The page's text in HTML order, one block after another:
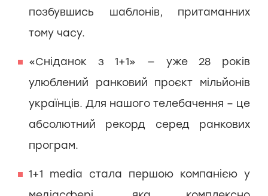
позбувшись шаблонів, притаманних
тому часу.
«Сніданок з 1+1» — уже 28 років
улюблений ранковий проєкт мільйонів
українців. Для нашого телебачення – це
абсолютний рекорд серед ранкових
програм.
1+1 media стала першою компанією у